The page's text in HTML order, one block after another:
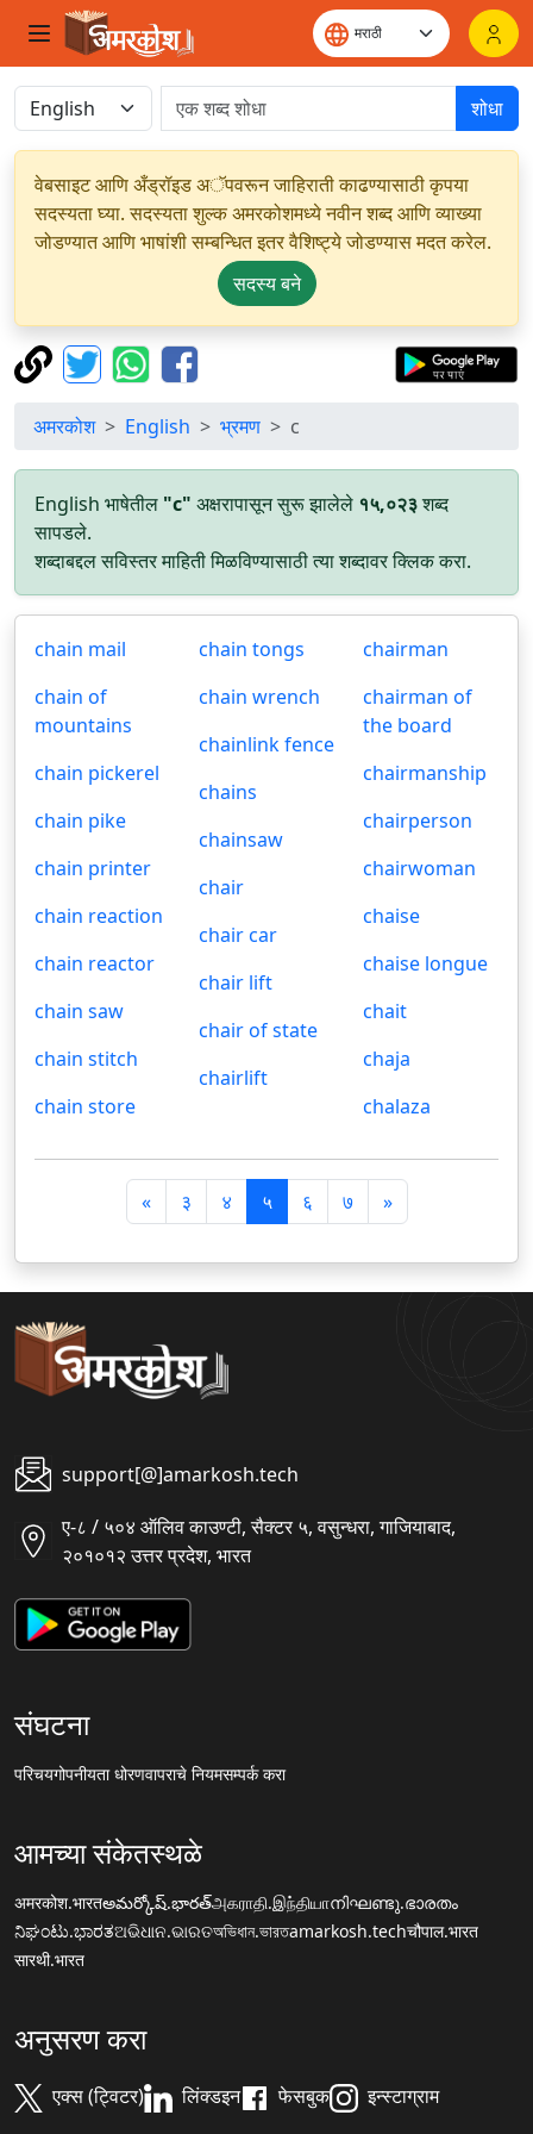
शोधा
वेबसाइट आणि अँड्रॉइड अॅपवरून जाहिराती काढण्यासाठी कृपया
सदस्यता घ्या. सदस्यता शुल्क अमरकोशमध्ये नवीन शब्द आणि व्याख्या
जोडण्यात आणि भाषांशी सम्बन्धित इतर वैशिष्ट्ये जोडण्यास मदत करेल.
सदस्य बने
अमरकोश English भ्रमण c
English भाषेतील "c" अक्षरापासून सुरू झालेले १५,०२३शब्द
सापडले.
शब्दाबद्दल सविस्तर माहिती मिळविण्यासाठी त्या शब्दावर क्लिक करा.
chain mail
chain of
mountains
chain pickerel
chain pike
chain printer
chain reaction
chain reactor
chain saw
chain stitch
chain store
chain tongs
chain wrench
chainlink fence
chains
chainsaw
chair
chair car
chair lift
chair of state
chairlift
chairman
chairman of
the board
chairmanship
chairperson
chairwoman
chaise
chaise longue
chait
chaja
chalaza
«पि
छ
ला
३ ४ ५ ६ ७ »अ
ग
ला
support[@]amarkosh.tech
ए-८ / ५०४ ऑलिव काउण्टी, सैक्टर ५, वसुन्धरा, गाजियाबाद,
२०१०१२ उत्तर प्रदेश, भारत
संघटना
परिचयगोपनीयता धोरणवापराचे नियमसम्पर्क करा
आमच्या संकेतस्थळे
अमरकोश.भारतఅమర్కోష్.భారత్அகராதி.இந்தியாനിഘണ്ടു.ഭാരതം
ನಿಘಂಟು.ಭಾರತଅଭିଧାନ.ଭାରତঅভিধান.ভারতamarkosh.techचौपाल.भारत
सारथी.भारत
अनुसरण करा
एक्स (ट्विटर) लिंक्डइन फेसबुक इन्स्टाग्राम